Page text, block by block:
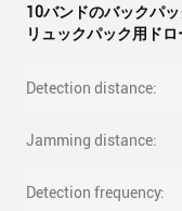
10バンドのバックパ
リュックパック用ド
Detection distance:
Jamming distance:
Detection frequency: